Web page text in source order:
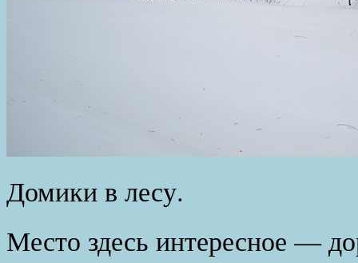
Домики в лесу.
Место здесь интересное —